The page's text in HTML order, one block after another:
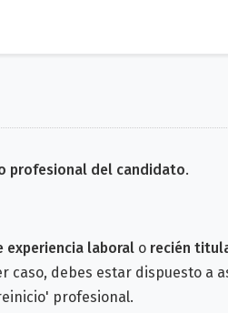
profesional del candidato.
experiencia laboral o recién
caso, debes estar dispuesto a
profesional.